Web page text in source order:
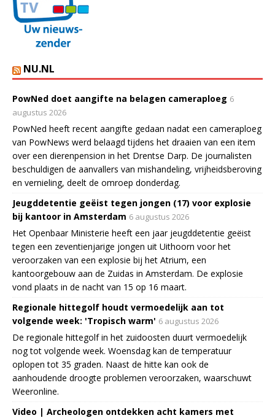
NU.NL
PowNed doet aangifte na belagen cameraploeg 6
augustus 2026
PowNed heeft recent aangifte gedaan nadat een cameraploeg
van PowNews werd belaagd tijdens het draaien van een item
over een dierenpension in het Drentse Darp. De journalisten
beschuldigen de aanvallers van mishandeling, vrijheidsberoving
en vernieling, deelt de omroep donderdag.
Jeugddetentie geëist tegen jongen (17) voor explosie
bij kantoor in Amsterdam 6 augustus 2026
Het Openbaar Ministerie heeft een jaar jeugddetentie geëist
tegen een zeventienjarige jongen uit Uithoorn voor het
veroorzaken van een explosie bij het Atrium, een
kantoorgebouw aan de Zuidas in Amsterdam. De explosie
vond plaats in de nacht van 15 op 16 maart.
Regionale hittegolf houdt vermoedelijk aan tot
volgende week: 'Tropisch warm' 6 augustus 2026
De regionale hittegolf in het zuidoosten duurt vermoedelijk
nog tot volgende week. Woensdag kan de temperatuur
oplopen tot 35 graden. Naast de hitte kan ook de
aanhoudende droogte problemen veroorzaken, waarschuwt
Weeronline.
Video | Archeologen ontdekken acht kamers met